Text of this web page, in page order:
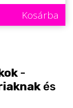
Kosárba
-
és